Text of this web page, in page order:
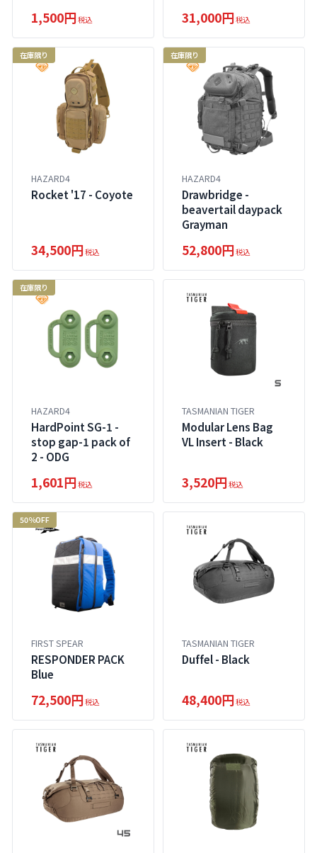
1,500円税込 31,000円税込
在庫限り
HAZARD4
Rocket '17 - Coyote
34,500円税込
在庫限り
HAZARD4
Drawbridge -
beavertail daypack
Grayman
52,800円税込
在庫限り
HAZARD4
HardPoint SG-1 -
stop gap-1 pack of
2 - ODG
1,601円税込
TASMANIAN TIGER
Modular Lens Bag
VL Insert - Black
3,520円税込
50％OFF
FIRST SPEAR
RESPONDER PACK
Blue
72,500円税込
TASMANIAN TIGER
Duffel - Black
48,400円税込